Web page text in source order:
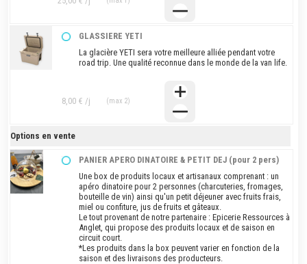
GLASSIERE YETI
La glacière YETI sera votre meilleure alliée pendant votre
road trip. Une qualité reconnue dans le monde de la van life.
(max 2)
8,00 € /j
Options en vente
PANIER APERO DINATOIRE & PETIT DEJ (pour 2 pers)
Une box de produits locaux et artisanaux comprenant : un
apéro dinatoire pour 2 personnes (charcuteries, fromages,
bouteille de vin) ainsi qu'un petit déjeuner avec fruits frais,
miel ou confiture, jus de fruits et gâteaux.
Le tout provenant de notre partenaire : Epicerie Ressources à
Anglet, qui propose des produits locaux et de saison en
circuit court.
*Les produits dans la box peuvent varier en fonction de la
saison et des livraisons des producteurs.